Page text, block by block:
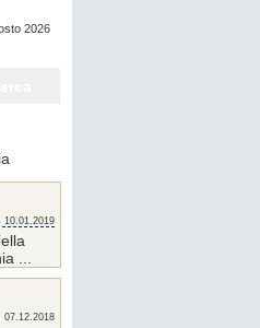
2026
10.01.2019
...
07.12.2018